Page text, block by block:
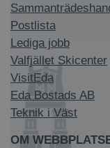
Postlista
Lediga jobb
Valfjället Skicenter
VisitEda
Eda Bostads AB
Teknik i Väst
OM